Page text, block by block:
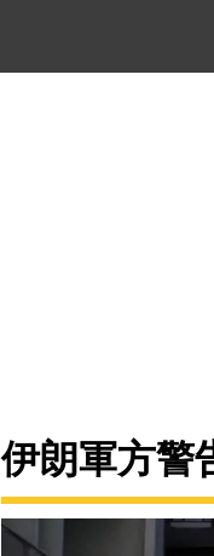
伊朗軍方警